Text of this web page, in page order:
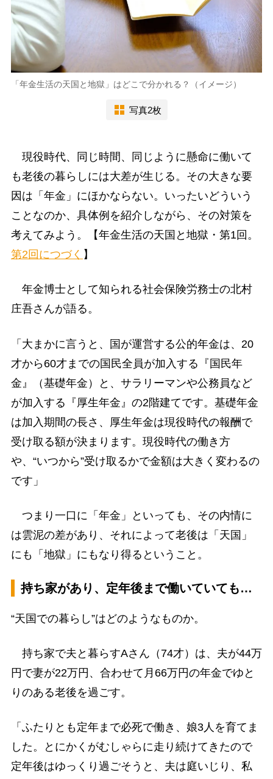
「年金生活の天国と地獄」はどこで分かれる？（イメージ）
写真2枚
現役時代、同じ時間、同じように懸命に働いて
も老後の暮らしには大差が生じる。その大きな要
因は「年金」にほかならない。いったいどういう
ことなのか、具体例を紹介しながら、その対策を
考えてみよう。【年金生活の天国と地獄・第1回。
第2回につづく 】
年金博士として知られる社会保険労務士の北村
庄吾さんが語る。
「大まかに言うと、国が運営する公的年金は、20
才から60才までの国民全員が加入する『国民年
金』（基礎年金）と、サラリーマンや公務員など
が加入する『厚生年金』の2階建てです。基礎年金
は加入期間の長さ、厚生年金は現役時代の報酬で
受け取る額が決まります。現役時代の働き方
や、“いつから”受け取るかで金額は大きく変わるの
です」
つまり一口に「年金」といっても、その内情に
は雲泥の差があり、それによって老後は「天国」
にも「地獄」にもなり得るということ。
持ち家があり、定年後まで働いていても…
“天国での暮らし”はどのようなものか。
持ち家で夫と暮らすAさん（74才）は、夫が44万
円で妻が22万円、合わせて月66万円の年金でゆと
りのある老後を過ごす。
「ふたりとも定年まで必死で働き、娘3人を育てま
した。とにかくがむしゃらに走り続けてきたので
定年後はゆっくり過ごそうと、夫は庭いじり、私